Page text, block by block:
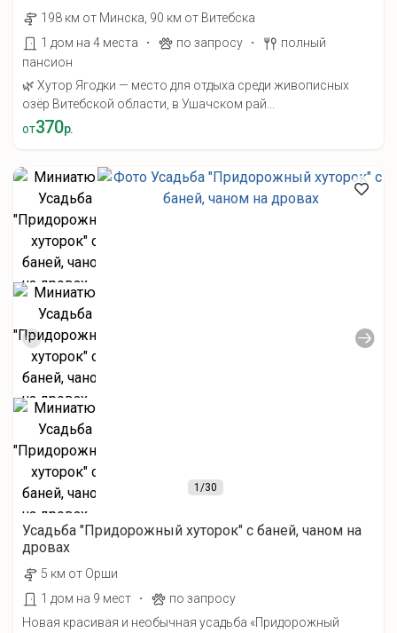
198 км от Минска, 90 км от Витебска
1 дом на 4 места
· по запросу ·
полный
пансион
🌿 Хутор Ягодки — место для отдыха среди живописных
озёр Витебской области, в Ушачском рай...
от370р.
1/30
Усадьба "Придорожный хуторок" с баней, чаном на
дровах
5 км от Орши
1 дом на 9 мест
·
по запросу
Новая красивая и необычная усадьба «Придорожный